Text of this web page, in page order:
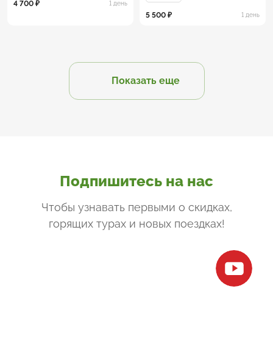
4 700 ₽ 1 день
5 500 ₽ 1 день
Показать еще
Подпишитесь на нас
Чтобы узнавать первыми о скидках,
горящих турах и новых поездках!